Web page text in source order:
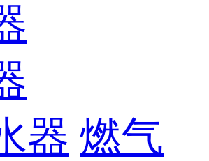
器 燃气